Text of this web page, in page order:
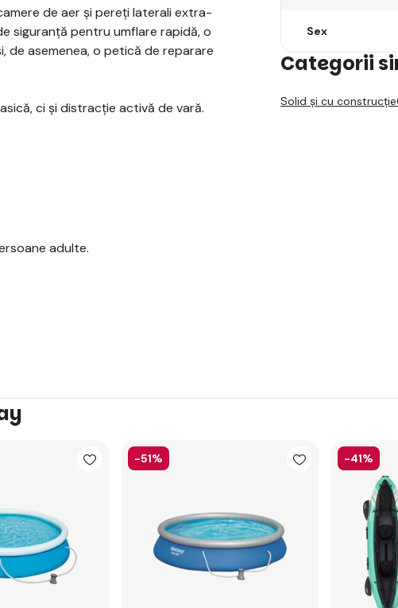
de aer și pereți laterali extra-
siguranță pentru umflare rapidă, o
de asemenea, o petică de reparare
ci și distracție activă de vară.
adulte.
Sex
Categorii
Solid și cu construcție
-51% -41%